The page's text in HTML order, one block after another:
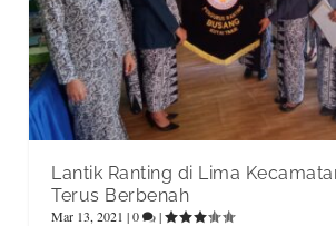
Lantik Ranting di Lima
Terus Berbenah
Mar 13, 2021 |0 |